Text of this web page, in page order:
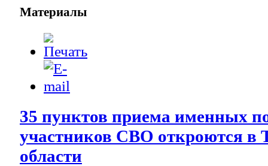
Материалы
35 пунктов приема именных
участников СВО откроются в
области